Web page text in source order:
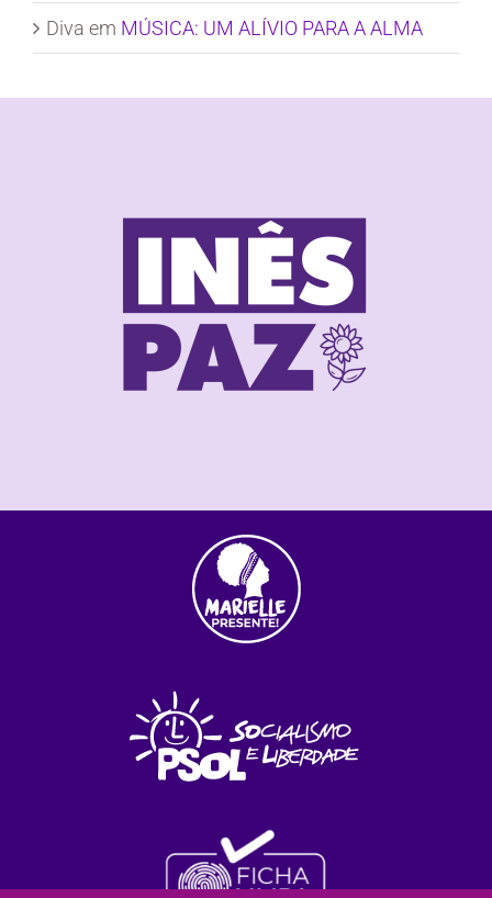
Diva em MÚSICA: UM ALÍVIO PARA A ALMA